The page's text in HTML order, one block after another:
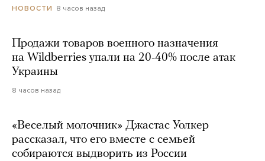
НОВОСТИ 8 часов назад
Продажи товаров военного назначения
на Wildberries упали на 20-40% после атак
Украины
8 часов назад
«Веселый молочник» Джастас Уолкер
рассказал, что его вместе с семьей
собираются выдворить из России